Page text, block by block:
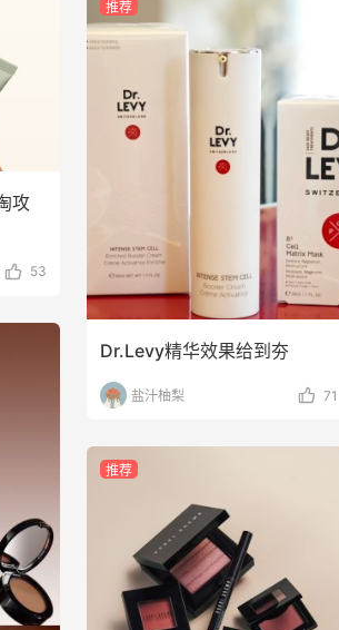
攻
53
推荐
Dr.Levy精华效果给到夯
盐汁柚梨 71
推荐
个！走了55有额外的返
冰煮羊
我必然还要再去新疆
茶了，香蕉布朗尼超好吃
1